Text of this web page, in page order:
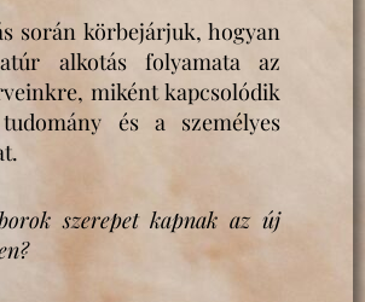
során körbejárjuk, hogyan
alkotás folyamata az
miként kapcsolódik
és a személyes
szerepet kapnak az új